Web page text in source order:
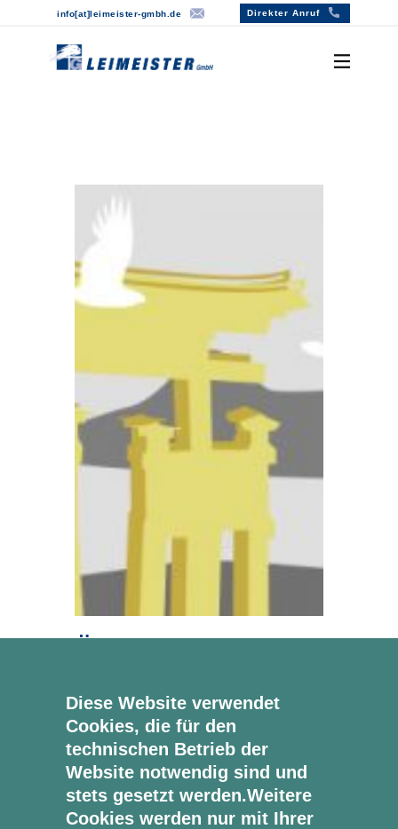
Direkter Anruf
info[at]lei​meister-gmbh.de
Leistungen
3. Juni 2026 Lifestyle
Beispiel kleiner Text. Lorem ipsum
dolor sit amet.
Diese Website verwendet
Cookies, die für den
technischen Betrieb der
Website notwendig sind und
stets gesetzt werden.Weitere
Cookies werden nur mit Ihrer